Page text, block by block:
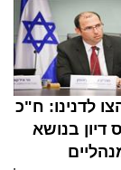
לדנינו: ח"כ
דיון בנושא